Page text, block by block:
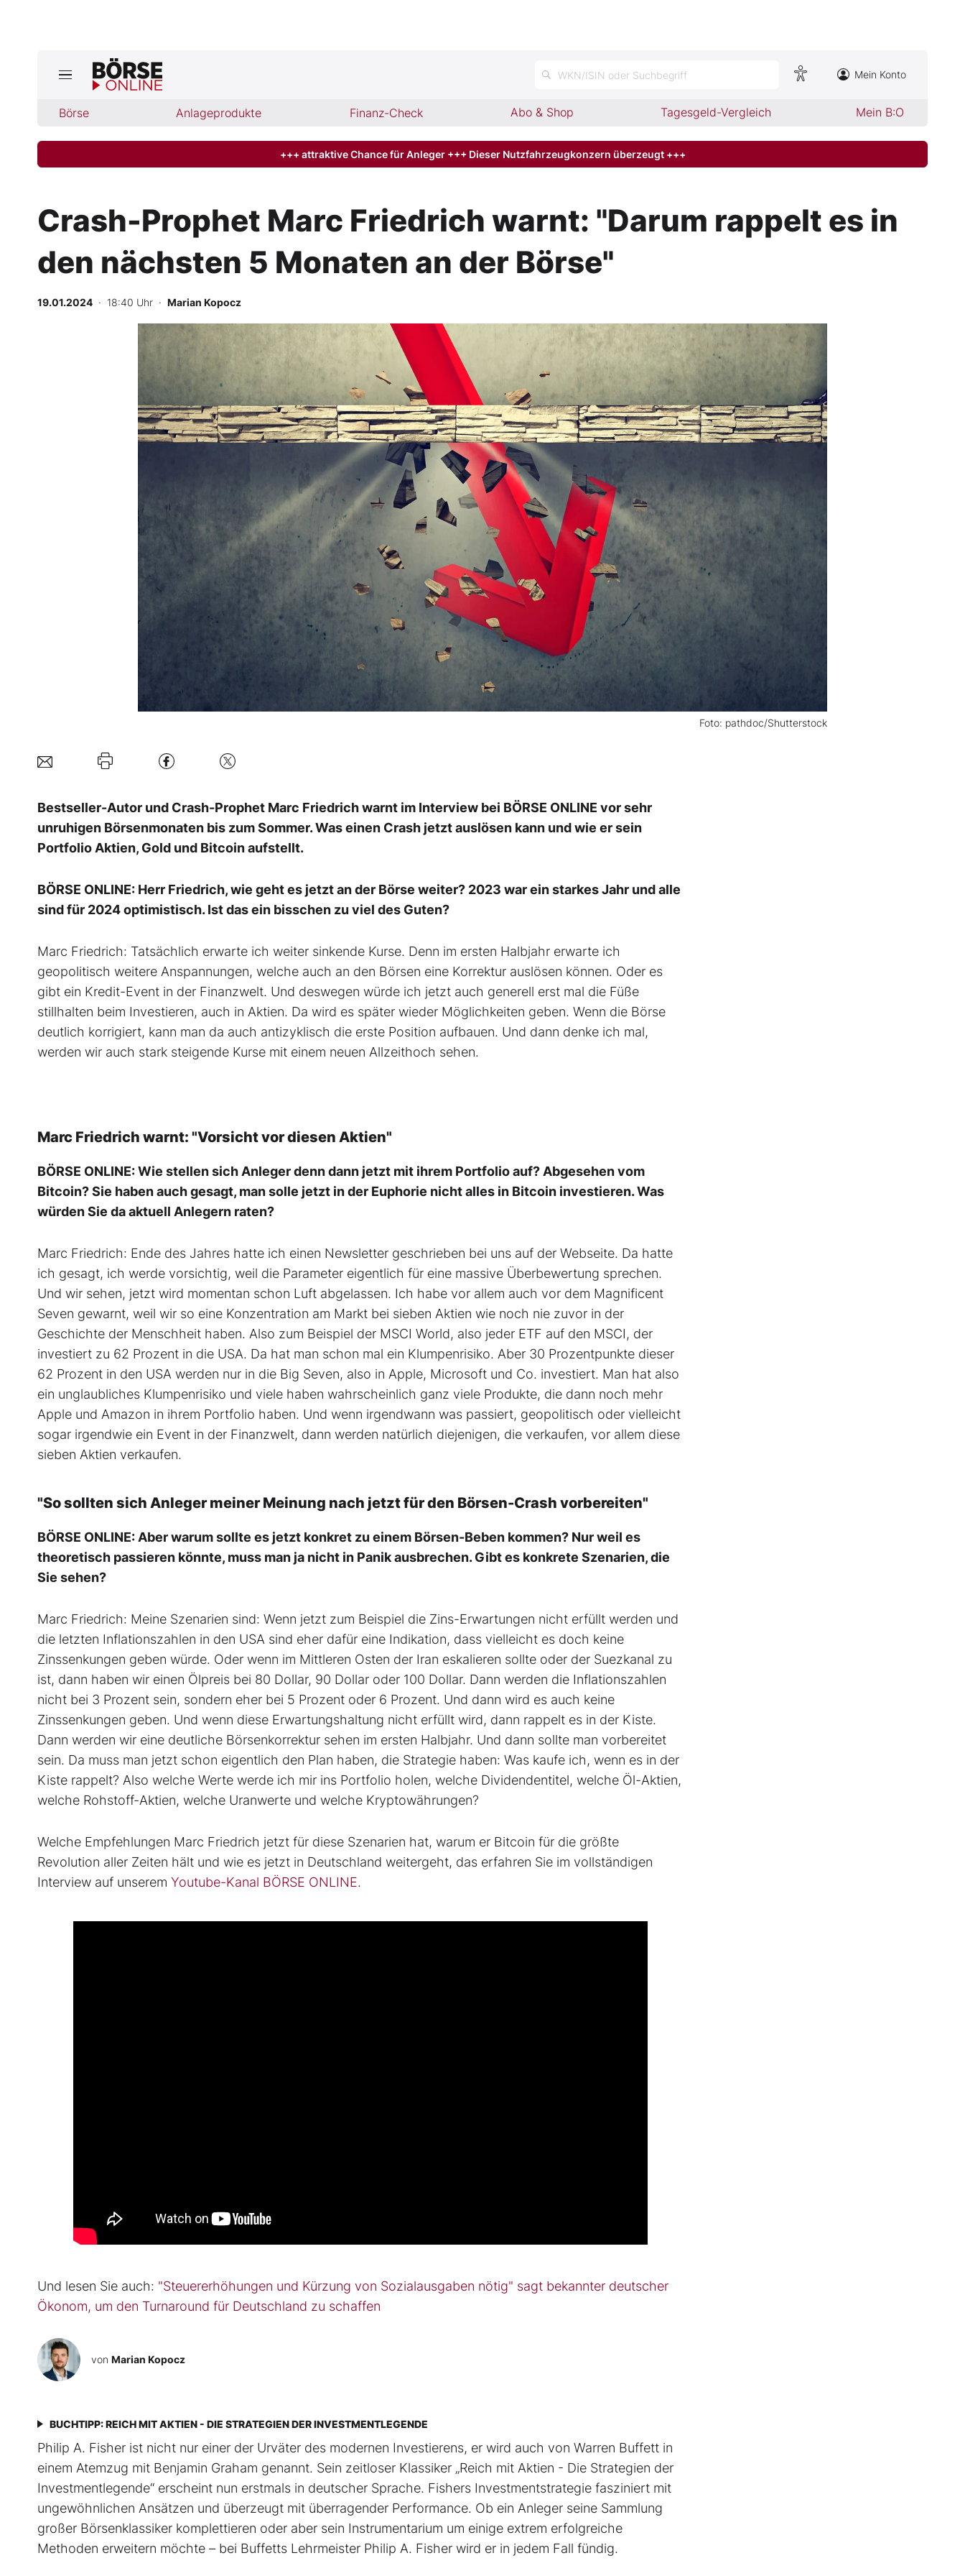
WKN/ISIN oder Suchbegriff Mein Konto
Börse Anlageprodukte Finanz-Check Abo & Shop Tagesgeld-Vergleich Mein B:O
Jetzt aktuelle Ausgabe BÖRSE ONLINE lesen
Finanz-Check
Abo & Shop
BO-Musterdepots
Mein B:O
Mein Konto
Kontakt
+++ attraktive Chance für Anleger +++ Dieser Nutzfahrzeugkonzern überzeugt +++
Crash-Prophet Marc Friedrich warnt: "Darum rappelt es in
den nächsten 5 Monaten an der Börse"
19.01.2024 · 18:40 Uhr · Marian Kopocz
Foto: pathdoc/Shutterstock
Bestseller-Autor und Crash-Prophet Marc Friedrich warnt im Interview bei BÖRSE ONLINE vor sehr
unruhigen Börsenmonaten bis zum Sommer. Was einen Crash jetzt auslösen kann und wie er sein
Portfolio Aktien, Gold und Bitcoin aufstellt.
BÖRSE ONLINE: Herr Friedrich, wie geht es jetzt an der Börse weiter? 2023 war ein starkes Jahr und alle
sind für 2024 optimistisch. Ist das ein bisschen zu viel des Guten?
Marc Friedrich: Tatsächlich erwarte ich weiter sinkende Kurse. Denn im ersten Halbjahr erwarte ich
geopolitisch weitere Anspannungen, welche auch an den Börsen eine Korrektur auslösen können. Oder es
gibt ein Kredit-Event in der Finanzwelt. Und deswegen würde ich jetzt auch generell erst mal die Füße
stillhalten beim Investieren, auch in Aktien. Da wird es später wieder Möglichkeiten geben. Wenn die Börse
deutlich korrigiert, kann man da auch antizyklisch die erste Position aufbauen. Und dann denke ich mal,
werden wir auch stark steigende Kurse mit einem neuen Allzeithoch sehen.
Marc Friedrich warnt: "Vorsicht vor diesen Aktien"
BÖRSE ONLINE: Wie stellen sich Anleger denn dann jetzt mit ihrem Portfolio auf? Abgesehen vom
Bitcoin? Sie haben auch gesagt, man solle jetzt in der Euphorie nicht alles in Bitcoin investieren. Was
würden Sie da aktuell Anlegern raten?
Marc Friedrich: Ende des Jahres hatte ich einen Newsletter geschrieben bei uns auf der Webseite. Da hatte
ich gesagt, ich werde vorsichtig, weil die Parameter eigentlich für eine massive Überbewertung sprechen.
Und wir sehen, jetzt wird momentan schon Luft abgelassen. Ich habe vor allem auch vor dem Magnificent
Seven gewarnt, weil wir so eine Konzentration am Markt bei sieben Aktien wie noch nie zuvor in der
Geschichte der Menschheit haben. Also zum Beispiel der MSCI World, also jeder ETF auf den MSCI, der
investiert zu 62 Prozent in die USA. Da hat man schon mal ein Klumpenrisiko. Aber 30 Prozentpunkte dieser
62 Prozent in den USA werden nur in die Big Seven, also in Apple, Microsoft und Co. investiert. Man hat also
ein unglaubliches Klumpenrisiko und viele haben wahrscheinlich ganz viele Produkte, die dann noch mehr
Apple und Amazon in ihrem Portfolio haben. Und wenn irgendwann was passiert, geopolitisch oder vielleicht
sogar irgendwie ein Event in der Finanzwelt, dann werden natürlich diejenigen, die verkaufen, vor allem diese
sieben Aktien verkaufen.
"So sollten sich Anleger meiner Meinung nach jetzt für den Börsen-Crash vorbereiten"
BÖRSE ONLINE: Aber warum sollte es jetzt konkret zu einem Börsen-Beben kommen? Nur weil es
theoretisch passieren könnte, muss man ja nicht in Panik ausbrechen. Gibt es konkrete Szenarien, die
Sie sehen?
Marc Friedrich: Meine Szenarien sind: Wenn jetzt zum Beispiel die Zins-Erwartungen nicht erfüllt werden und
die letzten Inflationszahlen in den USA sind eher dafür eine Indikation, dass vielleicht es doch keine
Zinssenkungen geben würde. Oder wenn im Mittleren Osten der Iran eskalieren sollte oder der Suezkanal zu
ist, dann haben wir einen Ölpreis bei 80 Dollar, 90 Dollar oder 100 Dollar. Dann werden die Inflationszahlen
nicht bei 3 Prozent sein, sondern eher bei 5 Prozent oder 6 Prozent. Und dann wird es auch keine
Zinssenkungen geben. Und wenn diese Erwartungshaltung nicht erfüllt wird, dann rappelt es in der Kiste.
Dann werden wir eine deutliche Börsenkorrektur sehen im ersten Halbjahr. Und dann sollte man vorbereitet
sein. Da muss man jetzt schon eigentlich den Plan haben, die Strategie haben: Was kaufe ich, wenn es in der
Kiste rappelt? Also welche Werte werde ich mir ins Portfolio holen, welche Dividendentitel, welche Öl-Aktien,
welche Rohstoff-Aktien, welche Uranwerte und welche Kryptowährungen?
Welche Empfehlungen Marc Friedrich jetzt für diese Szenarien hat, warum er Bitcoin für die größte
Revolution aller Zeiten hält und wie es jetzt in Deutschland weitergeht, das erfahren Sie im vollständigen
Interview auf unserem Youtube-Kanal BÖRSE ONLINE.
Und lesen Sie auch: "Steuererhöhungen und Kürzung von Sozialausgaben nötig" sagt bekannter deutscher
Ökonom, um den Turnaround für Deutschland zu schaffen
von Marian Kopocz
BUCHTIPP: REICH MIT AKTIEN - DIE STRATEGIEN DER INVESTMENTLEGENDE
Philip A. Fisher ist nicht nur einer der Urväter des modernen Investierens, er wird auch von Warren Buffett in
einem Atemzug mit Benjamin Graham genannt. Sein zeitloser Klassiker „Reich mit Aktien - Die Strategien der
Investmentlegende“ erscheint nun erstmals in deutscher Sprache. Fishers Investmentstrategie fasziniert mit
ungewöhnlichen Ansätzen und überzeugt mit überragender Performance. Ob ein Anleger seine Sammlung
großer Börsenklassiker komplettieren oder aber sein Instrumentarium um einige extrem erfolgreiche
Methoden erweitern möchte – bei Buffetts Lehrmeister Philip A. Fisher wird er in jedem Fall fündig.